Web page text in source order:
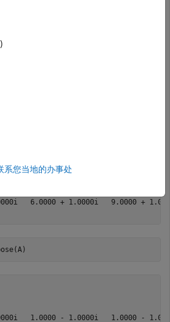
2.0000 + 1.0000i   3.0000 +
4.0000 + 1.0000i   6.0000 +
4.0000 + 1.0000i   6.0000 +
4.0000 + 1.0000i   6.0000 +
6.0000 + 1.0000i   9.0000 +
6.0000 + 1.0000i   9.0000 +
1.0000 - 1.0000i   1.0000 -
系您当地的办事处